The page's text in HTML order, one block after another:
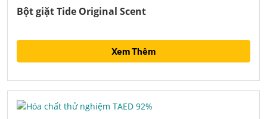
Bột giặt Tide Original Scent
Xem Thêm